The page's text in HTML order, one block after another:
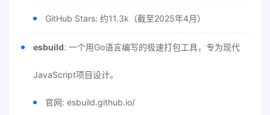
GitHub Stars: 约11.3k（截至2025年4月）
esbuild: 一个用Go语言编写的极速打包工具，专为现代
JavaScript项目设计。
官网: esbuild.github.io/